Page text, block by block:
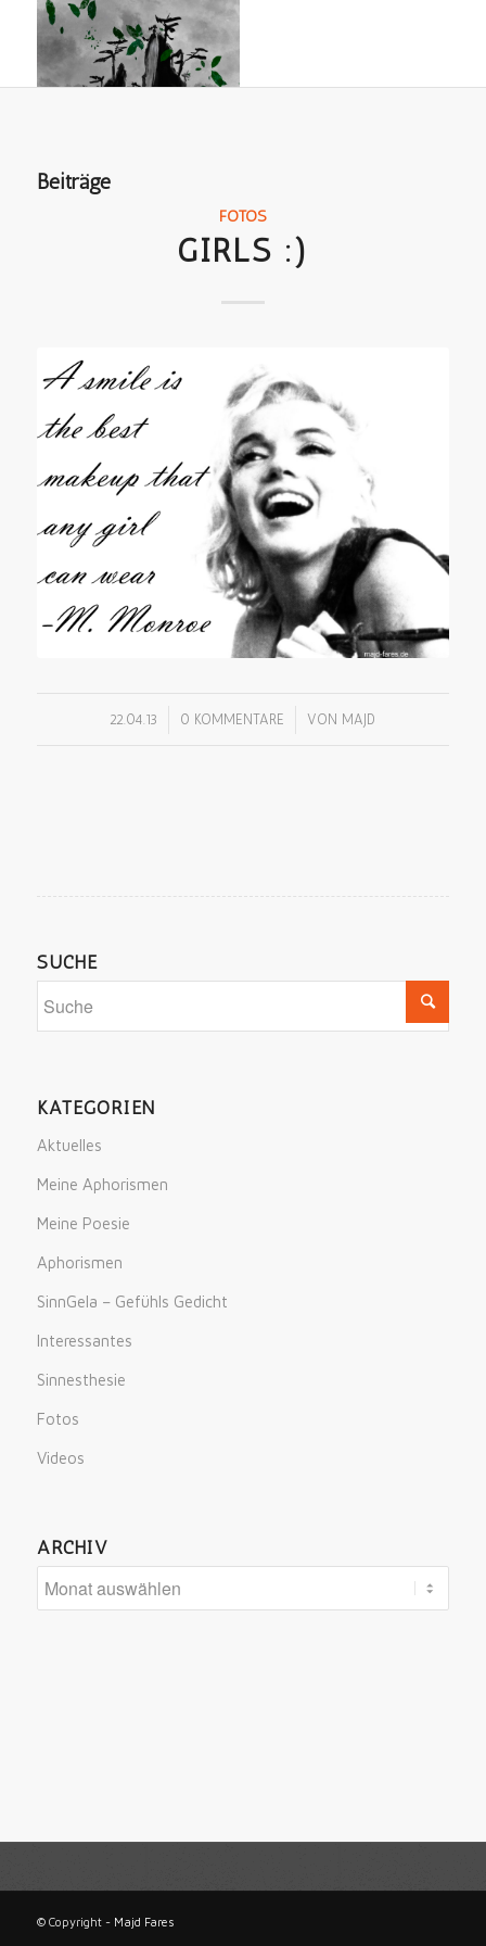
Beiträge
FOTOS
GIRLS :)
22.04.13 0 KOMMENTARE
/ VON MAJD
SUCHE
KATEGORIEN
Aktuelles
Meine Aphorismen
Meine Poesie
Aphorismen
SinnGela – Gefühls Gedicht
Interessantes
Sinnesthesie
Fotos
Videos
ARCHIV
© Copyright - Majd Fares